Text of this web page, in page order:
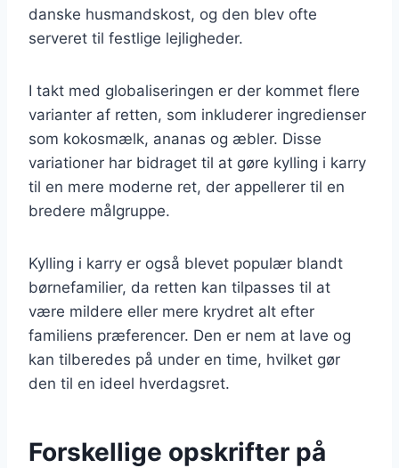
danske husmandskost, og den blev ofte
serveret til festlige lejligheder.
I takt med globaliseringen er der kommet flere
varianter af retten, som inkluderer ingredienser
som kokosmælk, ananas og æbler. Disse
variationer har bidraget til at gøre kylling i karry
til en mere moderne ret, der appellerer til en
bredere målgruppe.
Kylling i karry er også blevet populær blandt
børnefamilier, da retten kan tilpasses til at
være mildere eller mere krydret alt efter
familiens præferencer. Den er nem at lave og
kan tilberedes på under en time, hvilket gør
den til en ideel hverdagsret.
Forskellige opskrifter på